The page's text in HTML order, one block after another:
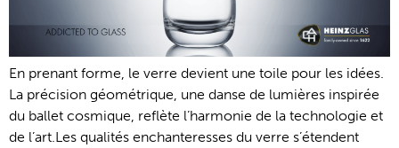
En prenant forme, le verre devient une toile pour les idées.
La précision géométrique, une danse de lumières inspirée
du ballet cosmique, reflète l’harmonie de la technologie et
de l’art.Les qualités enchanteresses du verre s’étendent